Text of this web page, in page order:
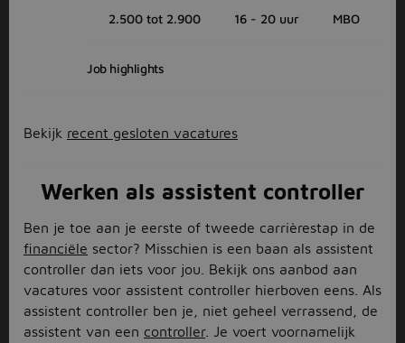
2.500 tot 2.900 16 - 20 uur MBO
Job highlights
Bekijk recent gesloten vacatures
Werken als assistent controller
Ben je toe aan je eerste of tweede carrièrestap in de
financiële sector? Misschien is een baan als assistent
controller dan iets voor jou. Bekijk ons aanbod aan
vacatures voor assistent controller hierboven eens. Als
assistent controller ben je, niet geheel verrassend, de
assistent van een controller. Je voert voornamelijk